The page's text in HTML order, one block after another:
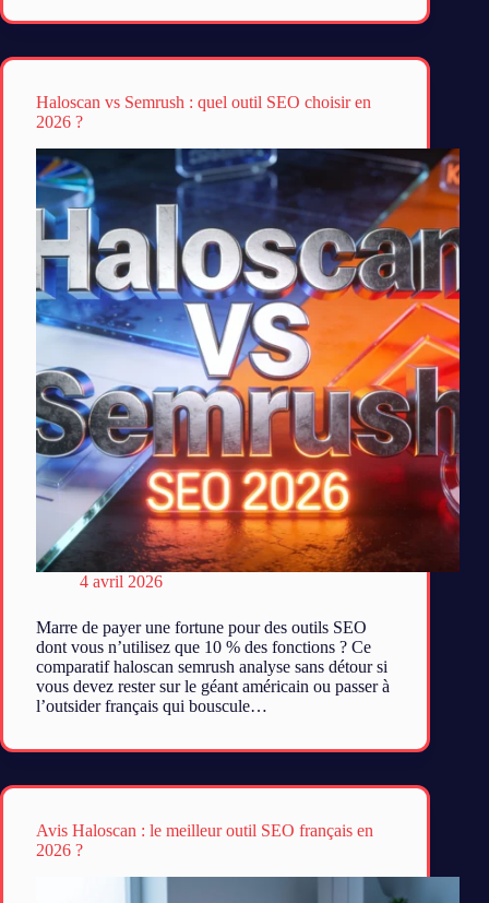
Haloscan vs Semrush : quel outil SEO choisir en
2026 ?
4 avril 2026
Marre de payer une fortune pour des outils SEO
dont vous n’utilisez que 10 % des fonctions ? Ce
comparatif haloscan semrush analyse sans détour si
vous devez rester sur le géant américain ou passer à
l’outsider français qui bouscule…
Avis Haloscan : le meilleur outil SEO français en
2026 ?